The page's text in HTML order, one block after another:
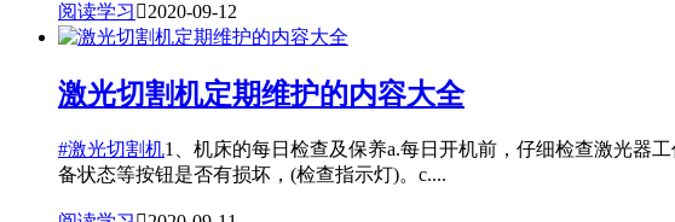
阅读学习 2020-09-12
激光切割机定期维护的内容大全
#激光切割机1、机床的每日检查及保养a.每日开机前，仔细检查激光器
备状态等按钮是否有损坏，(检查指示灯)。c....